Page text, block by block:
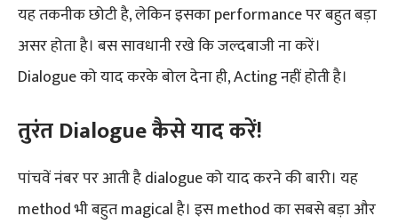
यह तकनीक छोटी है, लेकिन इसका performance पर बहुत बड़ा
असर होता है। बस सावधानी रखे कि जल्दबाजी ना करें।
Dialogue को याद करके बोल देना ही, Acting नहीं होती है।
तुरंतDialogue कैसेयादकरें!
पांचवें नंबर पर आती है dialogue को याद करने की बारी। यह
method भी बहुत magical है। इस method का सबसे बड़ा और